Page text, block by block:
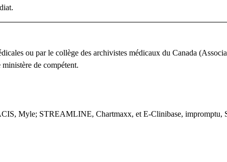
ou par le collège des archivistes médicaux du Canada
de compétent.
Myle; STREAMLINE, Chartmaxx, et E-Clinibase, impromptu,